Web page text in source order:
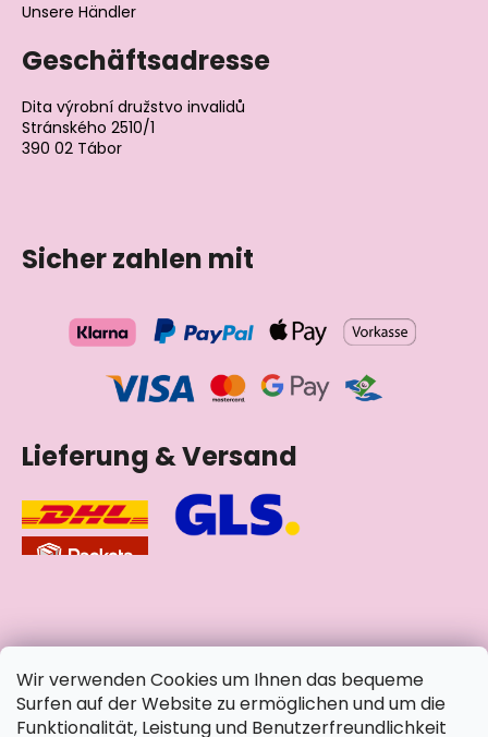
Wir verwenden Cookies um Ihnen das bequeme
Surfen auf der Website zu ermöglichen und um die
Funktionalität, Leistung und Benutzerfreundlichkeit
Unsere Händler
Geschäftsadresse
Dita výrobní družstvo invalidů
Stránského 2510/1
390 02 Tábor
Sicher zahlen mit
Lieferung & Versand
soziale Netzwerke